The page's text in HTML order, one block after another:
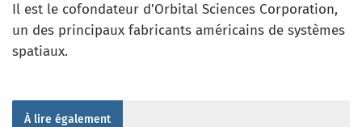
Il est le cofondateur d’Orbital Sciences Corporation,
un des principaux fabricants américains de systèmes
spatiaux.
À lire également